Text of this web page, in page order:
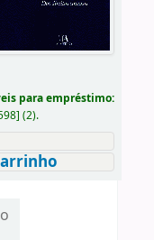
para empréstimo:
] (2).